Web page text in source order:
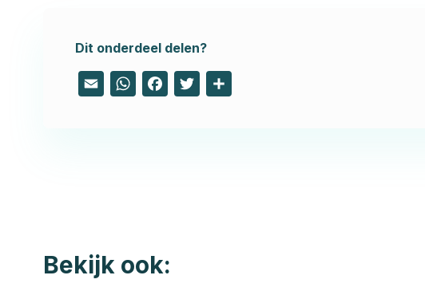
Dit onderdeel delen?
Email WhatsApp
FacebookTwitter
Bekijk ook: